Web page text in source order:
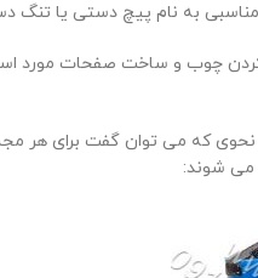
مناسبی به نام پیچ دستی یا تنگ
چوب و ساخت صفحات مورد
نحوی که می توان گفت برای
می شوند: